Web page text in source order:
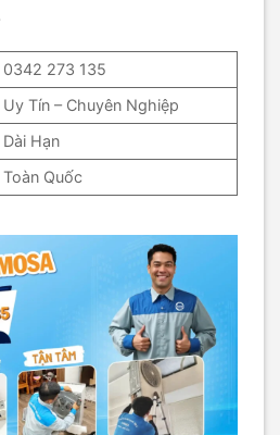
0342 273 135
Uy Tín – Chuyên Nghiệp
Dài Hạn
Toàn Quốc